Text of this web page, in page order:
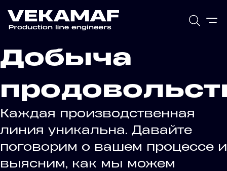
Добыча
Каждая производственная
линия уникальна. Давайте
поговорим о вашем процессе и
выясним, как мы можем